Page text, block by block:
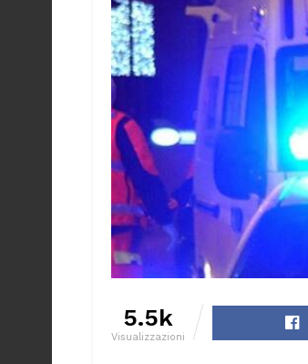
5.5k
Visualizzazioni